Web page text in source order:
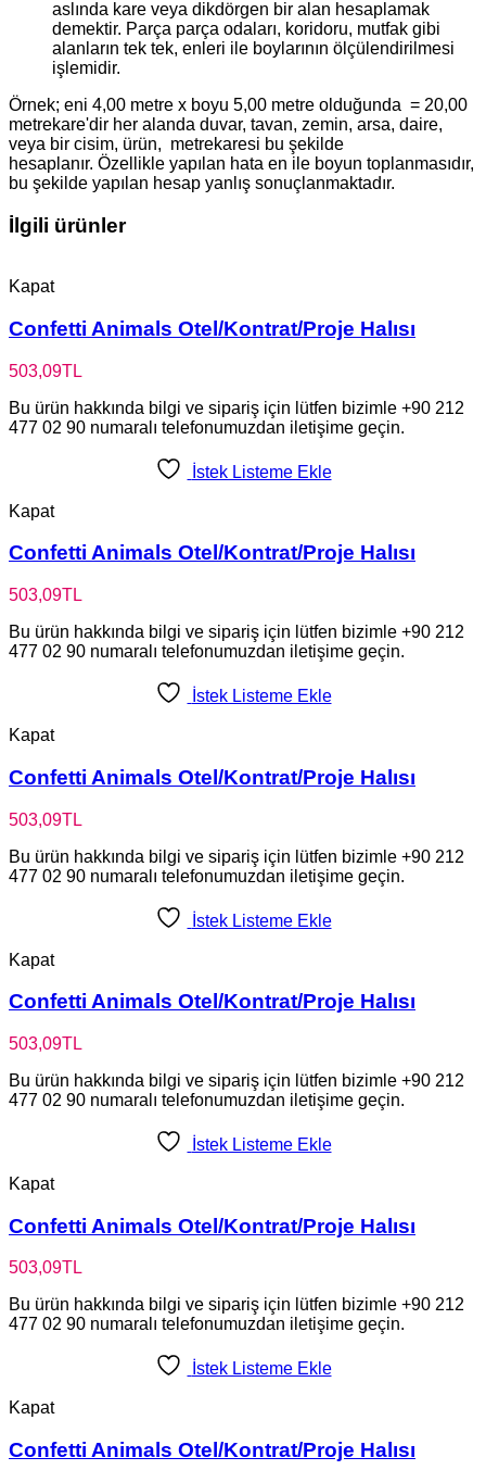
aslında kare veya dikdörgen bir alan hesaplamak
demektir. Parça parça odaları, koridoru, mutfak gibi
alanların tek tek, enleri ile boylarının ölçülendirilmesi
işlemidir.
Örnek; eni 4,00 metre x boyu 5,00 metre olduğunda = 20,00
metrekare'dir her alanda duvar, tavan, zemin, arsa, daire,
veya bir cisim, ürün, metrekaresi bu şekilde
hesaplanır. Özellikle yapılan hata en ile boyun toplanmasıdır,
bu şekilde yapılan hesap yanlış sonuçlanmaktadır.
İlgili ürünler
Kapat
Confetti Animals Otel/Kontrat/Proje Halısı
503,09TL
Bu ürün hakkında bilgi ve sipariş için lütfen bizimle +90 212
477 02 90 numaralı telefonumuzdan iletişime geçin.
İstek Listeme Ekle
Kapat
Confetti Animals Otel/Kontrat/Proje Halısı
503,09TL
Bu ürün hakkında bilgi ve sipariş için lütfen bizimle +90 212
477 02 90 numaralı telefonumuzdan iletişime geçin.
İstek Listeme Ekle
Kapat
Confetti Animals Otel/Kontrat/Proje Halısı
503,09TL
Bu ürün hakkında bilgi ve sipariş için lütfen bizimle +90 212
477 02 90 numaralı telefonumuzdan iletişime geçin.
İstek Listeme Ekle
Kapat
Confetti Animals Otel/Kontrat/Proje Halısı
503,09TL
Bu ürün hakkında bilgi ve sipariş için lütfen bizimle +90 212
477 02 90 numaralı telefonumuzdan iletişime geçin.
İstek Listeme Ekle
Kapat
Confetti Animals Otel/Kontrat/Proje Halısı
503,09TL
Bu ürün hakkında bilgi ve sipariş için lütfen bizimle +90 212
477 02 90 numaralı telefonumuzdan iletişime geçin.
İstek Listeme Ekle
Kapat
Confetti Animals Otel/Kontrat/Proje Halısı